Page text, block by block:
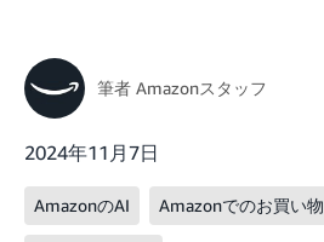
筆者 Amazonスタッフ
2024年11月7日
AmazonのAI Amazonでのお買い物